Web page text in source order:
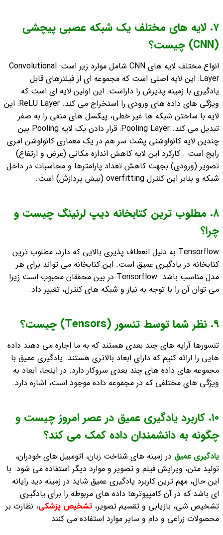
٧. لایه های مختلف یک شبکه عصبی پیچشی
(CNN) چیست؟
انواع مختلف لایه های CNN شامل موارد زیر است:
Convolutional
Layer: این لایه اصلی است که مجموعه ای از فیلترهای قابل
یادگیری با زمینه پذیرش را داراست. این اولین لایه ای است که
ویژگی های داده های ورودی را استخراج می کند.
ReLU Layer: این
لایه با ساختن شبکه ها غیر خطی، پیکسل های منفی را به صفر
تبدیل می کند.
Pooling Layer: قرار دادن یک لایه Pooling بین
چندین لایه کانولوشنی پشت سر هم در یک معماری کانولوشن امری
رایج است . کارکرد این لایه کاهش اندازه مکانی (عرض و ارتفاع)
تصویر (ورودی) بجهت کاهش تعداد پارامترها و محاسبات در داخل
شبکه و بنابر این کنترل overfitting (بیش پردازش) است.
٨. مطلوب ترین کتابخانه دیپ لرنینگ چیست و
چرا؟
Tensorflow به دلیل انعطاف پذیری بالایی که دارد، مطلوب ترین
کتابخانه در یادگیری عمیق است. این کتابخانه می تواند برای هر
مدل مناسب باشد. Tensorflow در بین محققان محبوب است زیرا
می توان آن را با توجه به نیاز و شبکه های کنترل، تغییر داد.
٩. نظر شما توسط تنسور (Tensors) چیست؟
تنسورها آرایه های چند بعدی هستند كه به ما اجازه می دهند داده
هایی را ارائه كنیم كه دارای ابعاد بالاتری هستند. یادگیری عمیق با
مجموعه های داده های چند بعدی سروکار دارد. در اینجا، ابعاد به
ویژگی های مختلفی که در مجموعه داده موجود است، اشاره دارد.
١٠. کاربرد یادگیری عمیق در عصر امروز چیست و
چگونه به دانشمندان داده کمک می کند؟
یادگیری عمیق در زمینه های شناخت زبان، اتومبیل های خودران،
تولید متن، ویرایش فیلم و تصویر و موارد دیگر استفاده می شود. با
این حال، مهم ترین کاربرد یادگیری عمیق شاید در زمینه دید رایانه
ای باشد که در آن کامپیوترها داده های مربوطه را برای یادگیری
تشخیص شی، بازیابی و تقسیم تصویر، تشخیص پزشکی، نظارت بر
محصولات زراعی و دام و سایر موارد استفاده می کنند.